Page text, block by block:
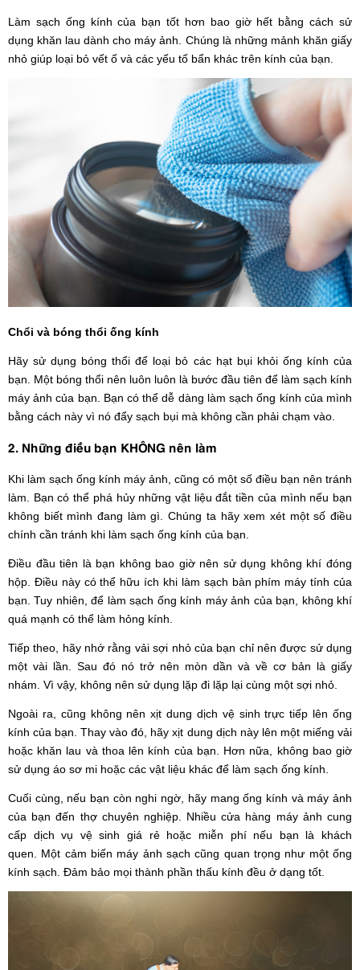
Làm sạch ống kính của bạn tốt hơn bao giờ hết bằng cách sử
dụng khăn lau dành cho máy ảnh. Chúng là những mảnh khăn giấy
nhỏ giúp loại bỏ vết ố và các yếu tố bẩn khác trên kính của bạn.
Chổi và bóng thổi ống kính
Hãy sử dụng bóng thổi để loại bỏ các hạt bụi khỏi ống kính của
bạn. Một bóng thổi nên luôn luôn là bước đầu tiên để làm sạch kính
máy ảnh của bạn. Bạn có thể dễ dàng làm sạch ống kính của mình
bằng cách này vì nó đẩy sạch bụi mà không cần phải chạm vào.
2. Những điều bạn KHÔNG nên làm
Khi làm sạch ống kính máy ảnh, cũng có một số điều bạn nên tránh
làm. Bạn có thể phá hủy những vật liệu đắt tiền của mình nếu bạn
không biết mình đang làm gì. Chúng ta hãy xem xét một số điều
chính cần tránh khi làm sạch ống kính của bạn.
Điều đầu tiên là bạn không bao giờ nên sử dụng không khí đóng
hộp. Điều này có thể hữu ích khi làm sạch bàn phím máy tính của
bạn. Tuy nhiên, để làm sạch ống kính máy ảnh của bạn, không khí
quá mạnh có thể làm hỏng kính.
Tiếp theo, hãy nhớ rằng vải sợi nhỏ của bạn chỉ nên được sử dụng
một vài lần. Sau đó nó trở nên mòn dần và về cơ bản là giấy
nhám. Vì vậy, không nên sử dụng lặp đi lặp lại cùng một sợi nhỏ.
Ngoài ra, cũng không nên xịt dung dịch vệ sinh trực tiếp lên ống
kính của bạn. Thay vào đó, hãy xịt dung dịch này lên một miếng vải
hoặc khăn lau và thoa lên kính của bạn. Hơn nữa, không bao giờ
sử dụng áo sơ mi hoặc các vật liệu khác để làm sạch ống kính.
Cuối cùng, nếu bạn còn nghi ngờ, hãy mang ống kính và máy ảnh
của bạn đến thợ chuyên nghiệp. Nhiều cửa hàng máy ảnh cung
cấp dịch vụ vệ sinh giá rẻ hoặc miễn phí nếu bạn là khách
quen. Một cảm biến máy ảnh sạch cũng quan trọng như một ống
kính sạch. Đảm bảo mọi thành phần thấu kính đều ở dạng tốt.